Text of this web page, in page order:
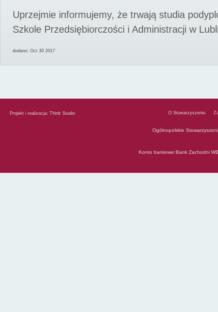
Uprzejmie informujemy, że trwają studia
Szkole Przedsiębiorczości i Administracji w
dodano: Oct 30 2017
Projekt i realizacja: Think Studio O Stowarzyszeniu
Ogólnopolskie
Konto bankowe:Bank Zachodni